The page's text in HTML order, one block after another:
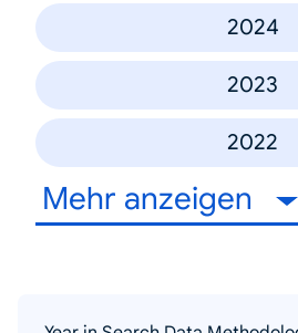
2024
2023
2022
Mehr anzeigen